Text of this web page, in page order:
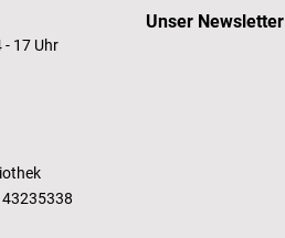
- 17 Uhr
Unser Newsletter